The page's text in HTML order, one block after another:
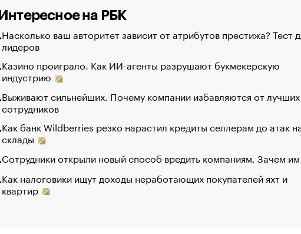
Интересное на РБК
Насколько ваш авторитет зависит от атрибутов престижа? Тест
лидеров
Казино проиграло. Как ИИ-агенты разрушают букмекерскую
индустрию
Выживают сильнейших. Почему компании избавляются от лучших
сотрудников
Как банк Wildberries резко нарастил кредиты селлерам до атак
склады
Сотрудники открыли новый способ вредить компаниям. Зачем
Как налоговики ищут доходы неработающих покупателей яхт и
квартир